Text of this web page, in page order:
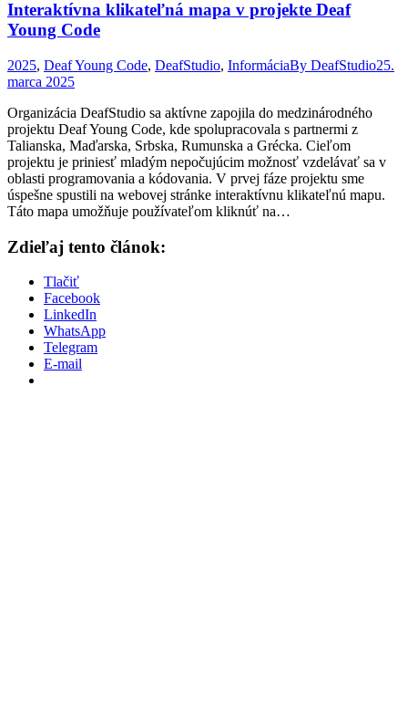
Interaktívna klikateľná mapa v projekte Deaf
Young Code
2025, Deaf Young Code, DeafStudio, InformáciaBy DeafStudio25.
marca 2025
Organizácia DeafStudio sa aktívne zapojila do medzinárodného
projektu Deaf Young Code, kde spolupracovala s partnermi z
Talianska, Maďarska, Srbska, Rumunska a Grécka. Cieľom
projektu je priniesť mladým nepočujúcim možnosť vzdelávať sa v
oblasti programovania a kódovania. V prvej fáze projektu sme
úspešne spustili na webovej stránke interaktívnu klikateľnú mapu.
Táto mapa umožňuje používateľom kliknúť na…
Zdieľaj tento článok:
Tlačiť
Facebook
LinkedIn
WhatsApp
Telegram
E-mail